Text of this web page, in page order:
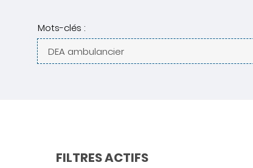
Mots-clés :
FILTRES ACTIFS